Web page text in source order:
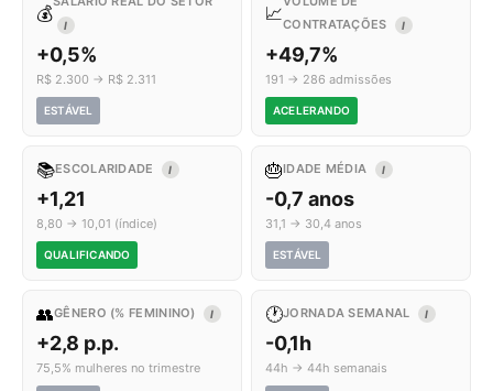
💰
I
+0,5%
R$ 2.300 → R$ 2.311
ESTÁVEL
📈CONTRATAÇÕES
I
+49,7%
191 → 286 admissões
ACELERANDO
📚ESCOLARIDADE I
+1,21
8,80 → 10,01 (índice)
QUALIFICANDO
🎂IDADE MÉDIA I
-0,7 anos
31,1 → 30,4 anos
ESTÁVEL
👥GÊNERO (% FEMININO) I
+2,8 p.p.
75,5% mulheres no trimestre
🕐JORNADA SEMANAL I
-0,1h
44h → 44h semanais